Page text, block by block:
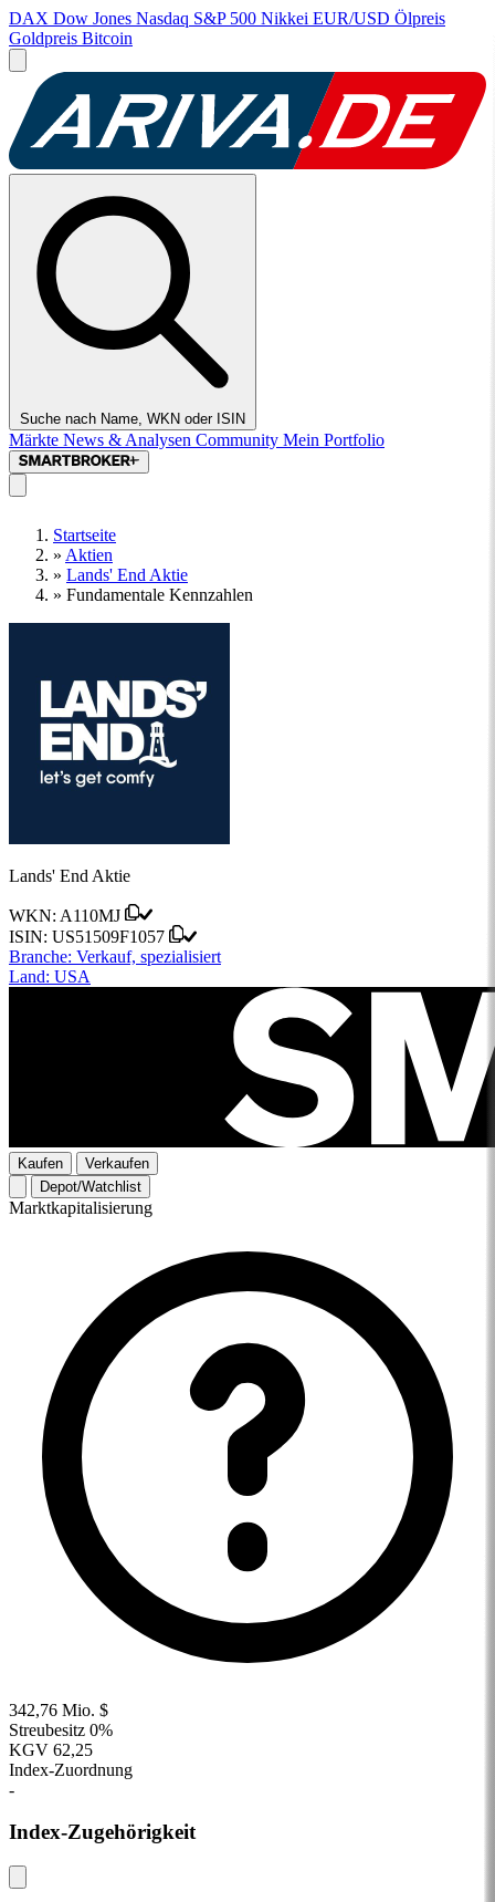
DAX Dow Jones Nasdaq S&P 500 Nikkei EUR/USD Ölpreis
Goldpreis Bitcoin
Suche nach Name, WKN oder ISIN
Märkte News & Analysen Community Mein Portfolio
Startseite
» Aktien
» Lands' End Aktie
» Fundamentale Kennzahlen
Lands' End Aktie
WKN: A110MJ
ISIN: US51509F1057
Branche: Verkauf, spezialisiert
Land: USA
Kaufen
Verkaufen
Depot/Watchlist
Marktkapitalisierung
342,76 Mio. $
Streubesitz 0%
KGV 62,25
Index-Zuordnung
-
Index-Zugehörigkeit